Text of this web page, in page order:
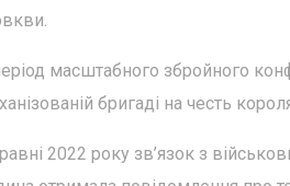
масштабного збройного
бригаді на честь
2022 року зв’язок з